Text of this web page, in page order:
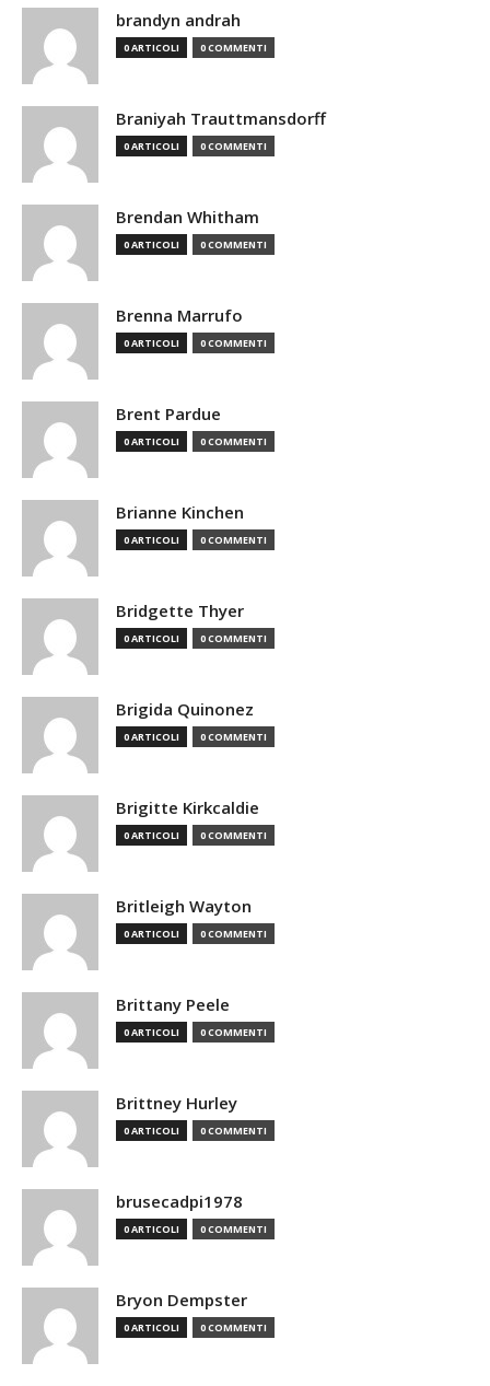
brandyn andrah
0 ARTICOLI 0 COMMENTI
Braniyah Trauttmansdorff
0 ARTICOLI 0 COMMENTI
Brendan Whitham
0 ARTICOLI 0 COMMENTI
Brenna Marrufo
0 ARTICOLI 0 COMMENTI
Brent Pardue
0 ARTICOLI 0 COMMENTI
Brianne Kinchen
0 ARTICOLI 0 COMMENTI
Bridgette Thyer
0 ARTICOLI 0 COMMENTI
Brigida Quinonez
0 ARTICOLI 0 COMMENTI
Brigitte Kirkcaldie
0 ARTICOLI 0 COMMENTI
Britleigh Wayton
0 ARTICOLI 0 COMMENTI
Brittany Peele
0 ARTICOLI 0 COMMENTI
Brittney Hurley
0 ARTICOLI 0 COMMENTI
brusecadpi1978
0 ARTICOLI 0 COMMENTI
Bryon Dempster
0 ARTICOLI 0 COMMENTI